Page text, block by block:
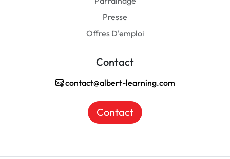
Presse
Offres D'emploi
Contact
contact@albert-learning.com
Contact